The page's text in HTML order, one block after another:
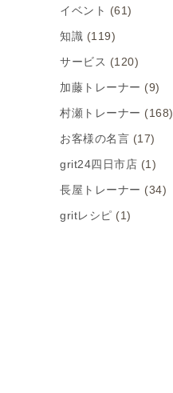
イベント (61)
知識 (119)
サービス (120)
加藤トレーナー (9)
村瀬トレーナー (168)
お客様の名言 (17)
grit24四日市店 (1)
長屋トレーナー (34)
gritレシピ (1)